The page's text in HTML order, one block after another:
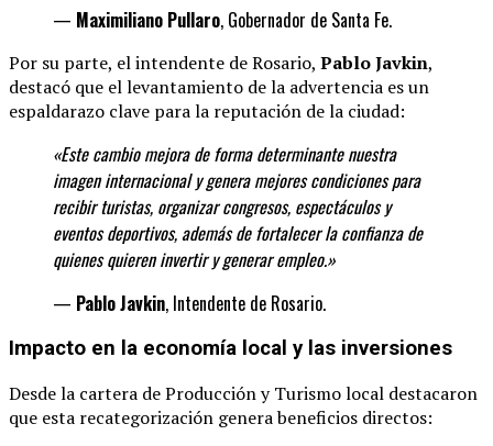
— Maximiliano Pullaro, Gobernador de Santa Fe.
Por su parte, el intendente de Rosario, Pablo Javkin,
destacó que el levantamiento de la advertencia es un
espaldarazo clave para la reputación de la ciudad:
«Este cambio mejora de forma determinantenuestra
imagen internacional y genera mejores condiciones para
recibir turistas, organizar congresos, espectáculos y
eventos deportivos, además de fortalecer la confianza de
quienes quieren invertir y generarempleo.»
— Pablo Javkin, Intendente de Rosario.
Impacto en la economía local y las inversiones
Desde la cartera de Producción y Turismo local destacaron
que esta recategorización genera beneficios directos: